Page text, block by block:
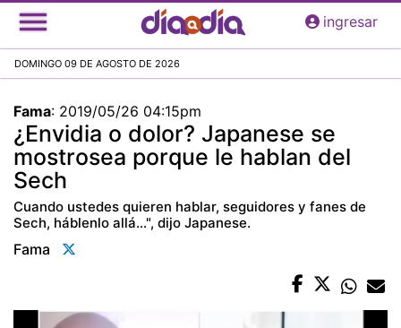
Pasar
al
principal
ingresar
DOMINGO 09 DE AGOSTO DE 2026
Fama: 2019/05/26 04:15pm
¿Envidia o dolor? Japanese se
mostrosea porque le hablan del
Sech
Cuando ustedes quieren hablar, seguidores y fanes de
Sech, háblenlo allá...", dijo Japanese.
Fama